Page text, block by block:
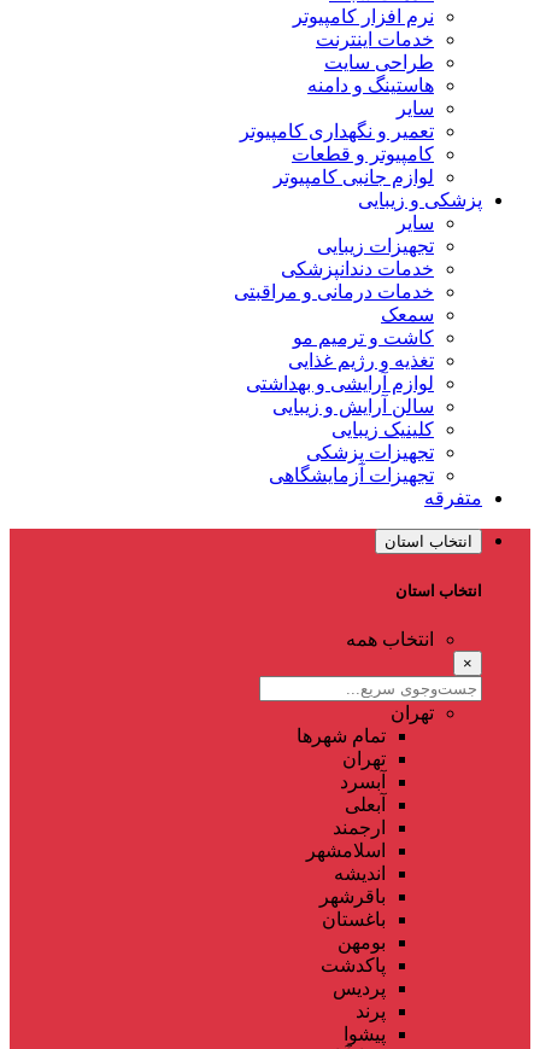
نرم افزار کامپیوتر
خدمات اینترنت
طراحی سایت
هاستینگ و دامنه
سایر
تعمیر و نگهداری کامپیوتر
کامپیوتر و قطعات
لوازم جانبی کامپیوتر
پزشکی و زیبایی
سایر
تجهیزات زیبایی
خدمات دندانپزشکی
خدمات درمانی و مراقبتی
سمعک
کاشت و ترمیم مو
تغذیه و رژیم غذایی
لوازم آرایشی و بهداشتی
سالن آرایش و زیبایی
کلینیک زیبایی
تجهیزات پزشکی
تجهیزات آزمایشگاهی
متفرقه
انتخاب استان
انتخاب استان
انتخاب همه
×
تهران
تمام شهر‌ها
تهران
آبسرد
آبعلی
ارجمند
اسلامشهر
اندیشه
باقرشهر
باغستان
بومهن
پاکدشت
پردیس
پرند
پیشوا